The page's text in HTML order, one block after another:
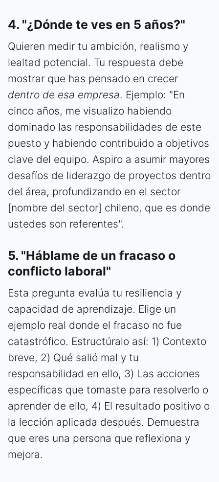
4. "¿Dónde te ves en 5 años?"
Quieren medir tu ambición, realismo y
lealtad potencial. Tu respuesta debe
mostrar que has pensado en crecer
dentro de esa empresa. Ejemplo: "En
cinco años, me visualizo habiendo
dominado las responsabilidades de este
puesto y habiendo contribuido a objetivos
clave del equipo. Aspiro a asumir mayores
desafíos de liderazgo de proyectos dentro
del área, profundizando en el sector
[nombre del sector] chileno, que es donde
ustedes son referentes".
5. "Háblame de un fracaso o
conflicto laboral"
Esta pregunta evalúa tu resiliencia y
capacidad de aprendizaje. Elige un
ejemplo real donde el fracaso no fue
catastrófico. Estructúralo así: 1) Contexto
breve, 2) Qué salió mal y tu
responsabilidad en ello, 3) Las acciones
específicas que tomaste para resolverlo o
aprender de ello, 4) El resultado positivo o
la lección aplicada después. Demuestra
que eres una persona que reflexiona y
mejora.